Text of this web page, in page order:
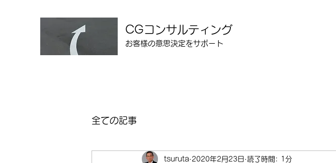
CGコンサルティング
お客様の意思決定をサポート
全ての記事
tsuruta 2020年2月23日 読了時間: 1分